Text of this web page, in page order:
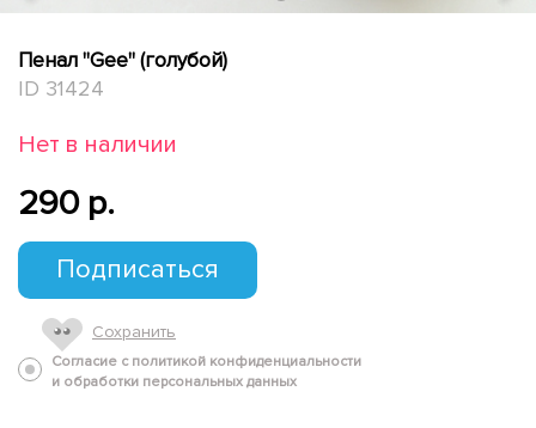
Пенал "Gee" (голубой)
ID 31424
Нет в наличии
290 p.
Подписаться
Сохранить
Согласие с политикой конфиденциальности
и обработки персональных данных